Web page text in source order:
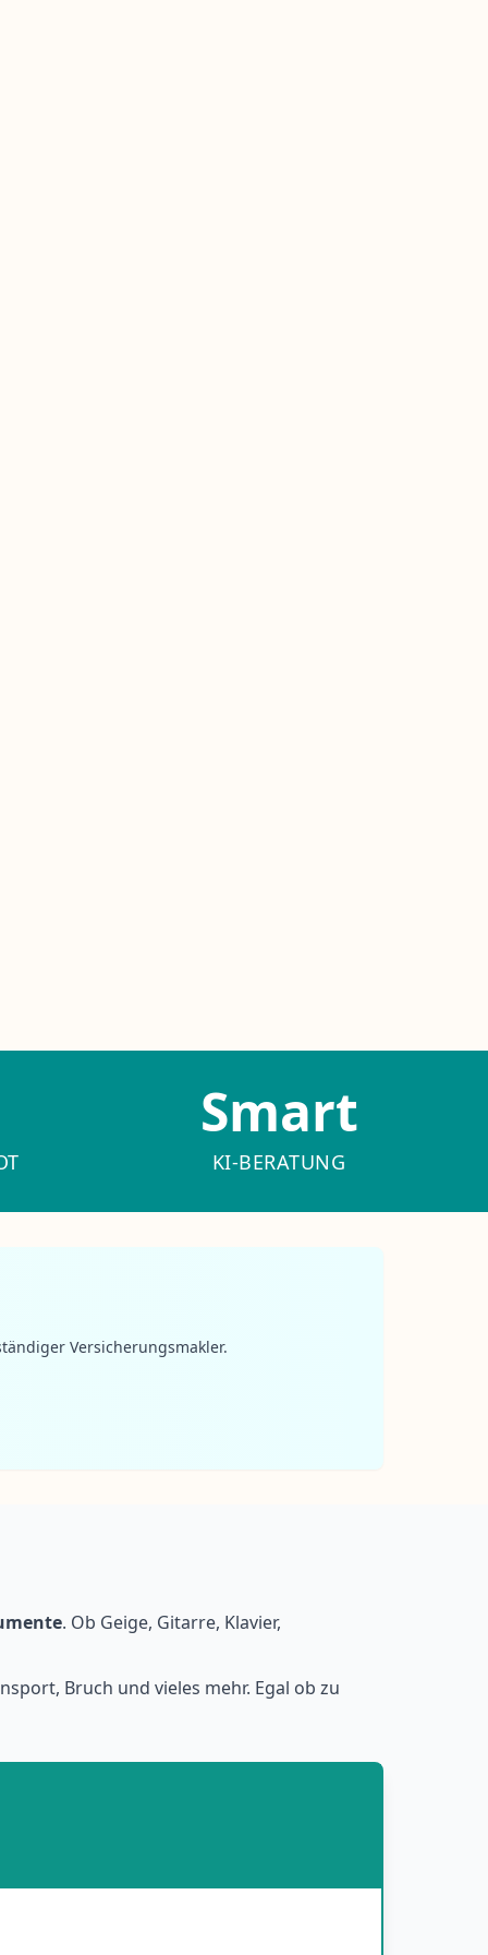
Smart
KI-BERATUNG
Versicherungsmakler.
. Ob Geige, Gitarre, Klavier,
Bruch und vieles mehr. Egal ob zu